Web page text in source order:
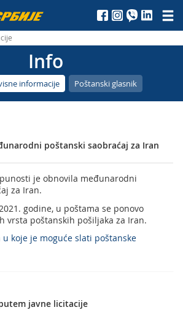
Info
informacije Poštanski glasnik
poštanski saobraćaj za Iran
je obnovila međunarodni
za Iran.
godine, u poštama se ponovo
vrsta poštanskih pošiljaka za Iran.
koje je moguće slati poštanske
javne licitacije